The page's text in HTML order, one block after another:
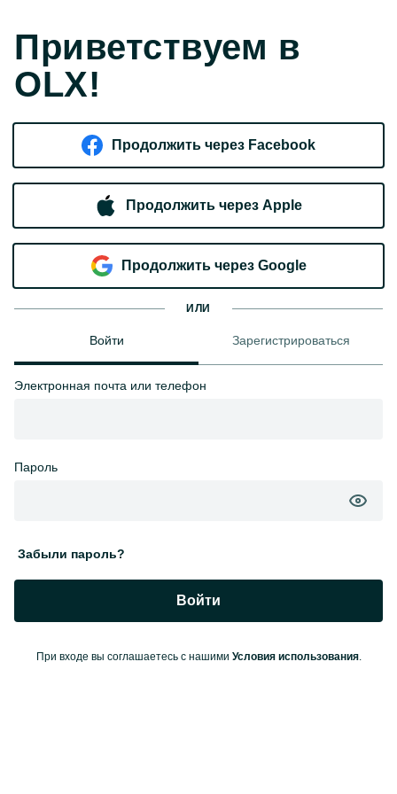
Приветствуем в
OLX!
Продолжить через Facebook
Продолжить через Apple
Продолжить через Google
ИЛИ
Войти Зарегистрироваться
Электронная почта или телефон
Пароль
Забыли пароль?
Войти
При входе вы соглашаетесь с нашими Условия использования.